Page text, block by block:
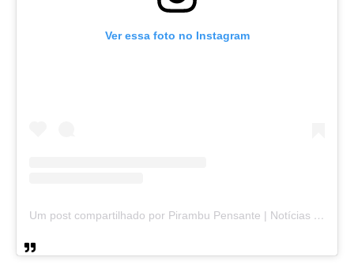
Ver essa foto no Instagram
Um post compartilhado por Pirambu Pensante | Notícias & Entretenimento (@pirambupensante)